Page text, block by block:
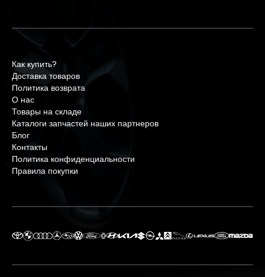
Как купить?
Доставка товаров
Политика возврата
О нас
Товары на складе
Каталоги запчастей наших партнеров
Блог
Контакты
Политика конфиденциальности
Правила покупки